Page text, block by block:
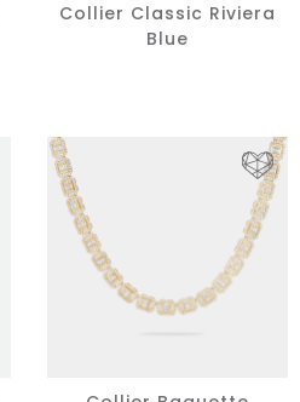
Collier Classic Riviera
Blue